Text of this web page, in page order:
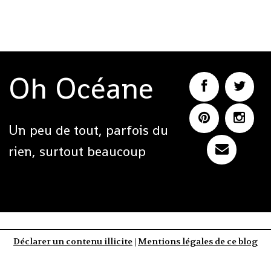
Oh Océane
Un peu de tout, parfois du
rien, surtout beaucoup
Déclarer un contenu illicite | Mentions légales de ce blog